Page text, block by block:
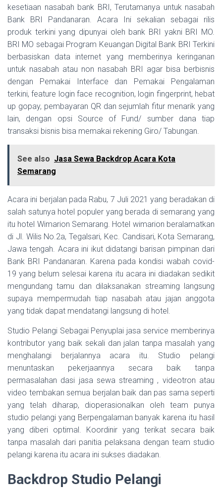
kesetiaan nasabah bank BRI, Terutamanya untuk nasabah
Bank BRI Pandanaran. Acara Ini sekalian sebagai rilis
produk terkini yang dipunyai oleh bank BRI yakni BRI MO.
BRI MO sebagai Program Keuangan Digital Bank BRI Terkini
berbasiskan data internet yang memberinya keringanan
untuk nasabah atau non nasabah BRI agar bisa berbisnis
dengan Pemakai Interface dan Pemakai Pengalaman
terkini, feature login face recognition, login fingerprint, hebat
up gopay, pembayaran QR dan sejumlah fitur menarik yang
lain, dengan opsi Source of Fund/ sumber dana tiap
transaksi bisnis bisa memakai rekening Giro/ Tabungan.
See also Jasa Sewa Backdrop Acara Kota
Semarang
Acara ini berjalan pada Rabu, 7 Juli 2021 yang beradakan di
salah satunya hotel populer yang berada di semarang yang
itu hotel Wimarion Semarang. Hotel wimarion beralamatkan
di Jl. Wilis No.2a, Tegalsari, Kec. Candisari, Kota Semarang,
Jawa tengah. Acara ini ikut didatangi barisan pimpinan dari
Bank BRI Pandanaran. Karena pada kondisi wabah covid-
19 yang belum selesai karena itu acara ini diadakan sedikit
mengundang tamu dan dilaksanakan streaming langsung
supaya mempermudah tiap nasabah atau jajan anggota
yang tidak dapat mendatangi langsung di hotel.
Studio Pelangi Sebagai Penyuplai jasa service memberinya
kontributor yang baik sekali dan jalan tanpa masalah yang
menghalangi berjalannya acara itu. Studio pelangi
menuntaskan pekerjaannya secara baik tanpa
permasalahan dasi jasa sewa streaming , videotron atau
video tembakan semua berjalan baik dan pas sama seperti
yang telah diharap, dioperasionalkan oleh team punya
studio pelangi yang Berpengalaman banyak karena itu hasil
yang diberi optimal. Koordinir yang terikat secara baik
tanpa masalah dari panitia pelaksana dengan team studio
pelangi karena itu acara ini sukses diadakan.
Backdrop Studio Pelangi